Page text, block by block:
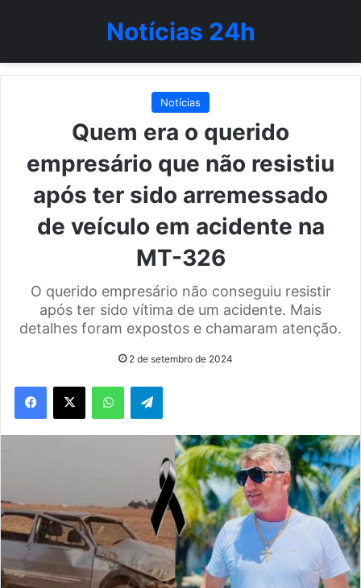
Notícias 24h
Notícias
Quem era o querido
empresário que não resistiu
após ter sido arremessado
de veículo em acidente na
MT-326
O querido empresário não conseguiu resistir
após ter sido vítima de um acidente. Mais
detalhes foram expostos e chamaram atenção.
2 de setembro de 2024
WhatsAppTelegram